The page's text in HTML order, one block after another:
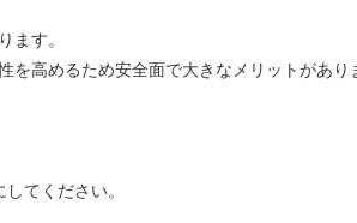
ます。
を高めるため安全面で大きなメリットがあり
してください。